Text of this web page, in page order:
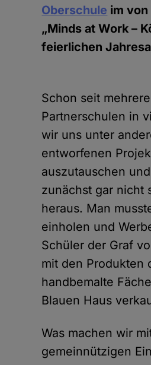
Oberschule im
„Minds at Work –
feierlichen
Schon seit
Partnerschulen in
wir uns unter
entworfenen
auszutauschen
zunächst gar nicht
heraus. Man
einholen und
Schüler der Graf
mit den Produkten
handbemalte
Blauen Haus
Was machen wir
gemeinnützigen